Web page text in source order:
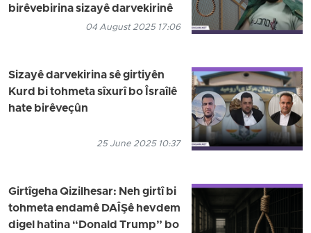
birêvebirina sizayê darvekirinê
04 August 2025 17:06
Sizayê darvekirina sê girtiyên
Kurd bi tohmeta sîxurî bo Îsraîlê
hate birêveçûn
25 June 2025 10:37
Girtîgeha Qizilhesar: Neh girtî bi
tohmeta endamê DAÎŞê hevdem
digel hatina “Donald Trump” bo